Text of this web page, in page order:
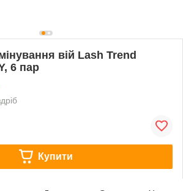
вій Lash Trend
6 пар
Купити